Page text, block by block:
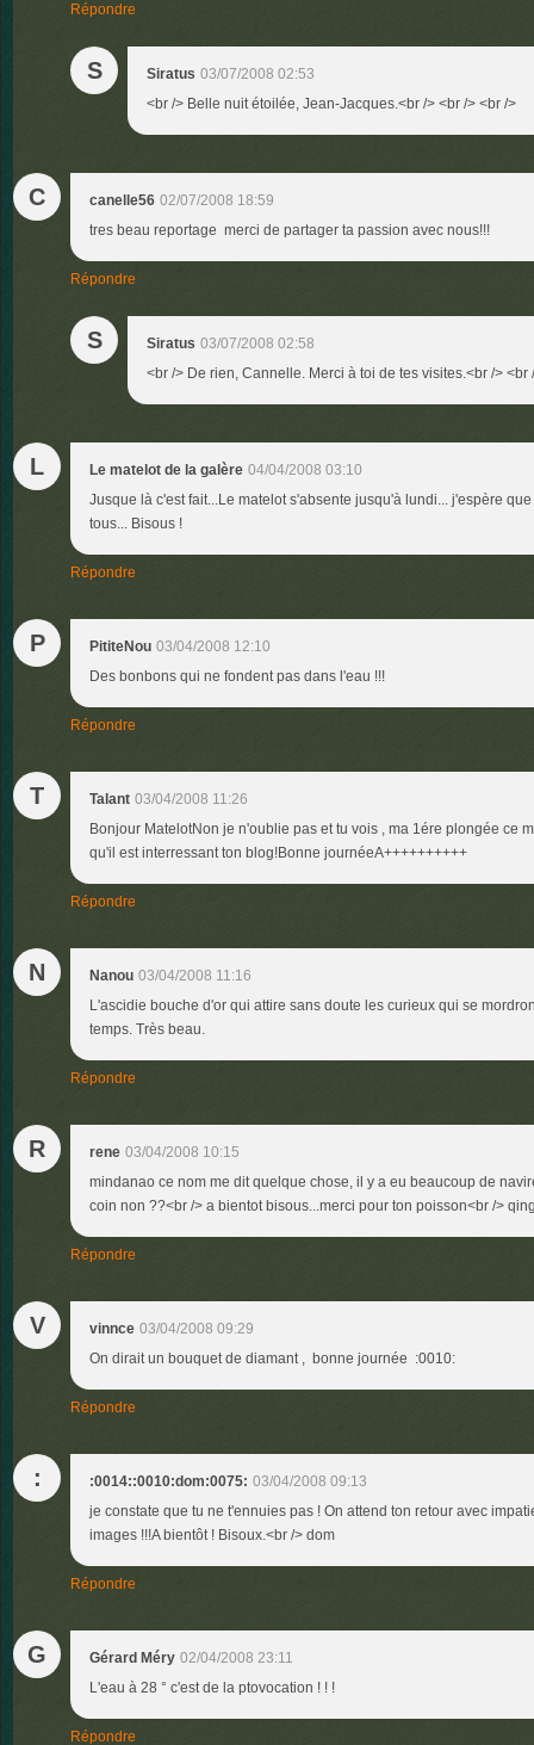
Répondre
S Siratus 03/07/2008 02:53
<br /> Belle nuit étoilée, Jean-Jacques.<br /> <br /> <br />
C canelle56 02/07/2008 18:59
tres beau reportage merci de partager ta passion avec nous!!!
Répondre
S Siratus 03/07/2008 02:58
<br /> De rien, Cannelle. Merci à toi de tes visites.<br /> <br
L Le matelot de la galère 04/04/2008 03:10
Jusque là c'est fait...Le matelot s'absente jusqu'à lundi... j'espère
tous... Bisous !
Répondre
P PititeNou 03/04/2008 12:10
Des bonbons qui ne fondent pas dans l'eau !!!
Répondre
T Talant 03/04/2008 11:26
Bonjour MatelotNon je n'oublie pas et tu vois , ma 1ére plongée ce
qu'il est interressant ton blog!Bonne journéeA++++++++++
Répondre
N Nanou 03/04/2008 11:16
L'ascidie bouche d'or qui attire sans doute les curieux qui se
temps. Très beau.
Répondre
R rene 03/04/2008 10:15
mindanao ce nom me dit quelque chose, il y a eu beaucoup de
coin non ??<br /> a bientot bisous...merci pour ton poisson<br />
Répondre
V vinnce 03/04/2008 09:29
On dirait un bouquet de diamant , bonne journée :0010:
Répondre
: :0014::0010:dom:0075: 03/04/2008 09:13
je constate que tu ne t'ennuies pas ! On attend ton retour avec
images !!!A bientôt ! Bisoux.<br /> dom
Répondre
G Gérard Méry 02/04/2008 23:11
L'eau à 28 ° c'est de la ptovocation ! ! !
Répondre